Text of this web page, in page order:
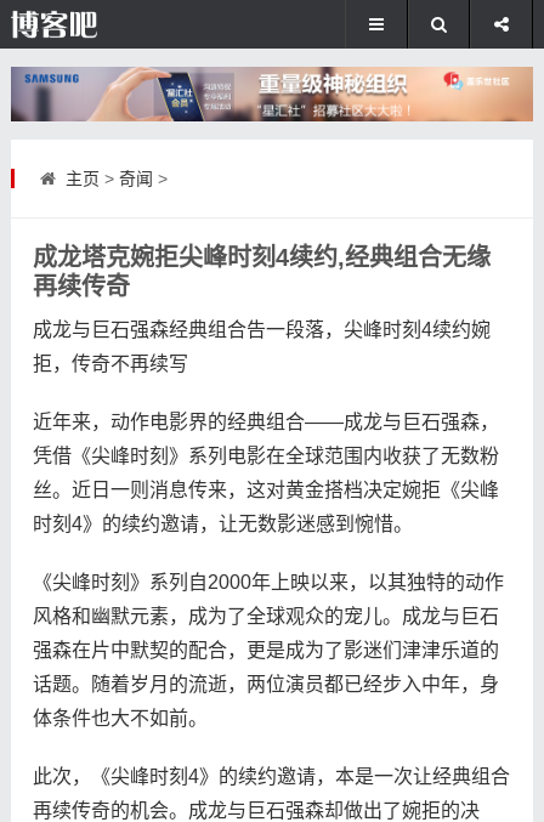
主页 > 奇闻 >
成龙塔克婉拒尖峰时刻4续约,经典组合无缘
再续传奇
成龙与巨石强森经典组合告一段落，尖峰时刻4续约婉
拒，传奇不再续写
近年来，动作电影界的经典组合——成龙与巨石强森，
凭借《尖峰时刻》系列电影在全球范围内收获了无数粉
丝。近日一则消息传来，这对黄金搭档决定婉拒《尖峰
时刻4》的续约邀请，让无数影迷感到惋惜。
《尖峰时刻》系列自2000年上映以来，以其独特的动作
风格和幽默元素，成为了全球观众的宠儿。成龙与巨石
强森在片中默契的配合，更是成为了影迷们津津乐道的
话题。随着岁月的流逝，两位演员都已经步入中年，身
体条件也大不如前。
此次，《尖峰时刻4》的续约邀请，本是一次让经典组合
再续传奇的机会。成龙与巨石强森却做出了婉拒的决